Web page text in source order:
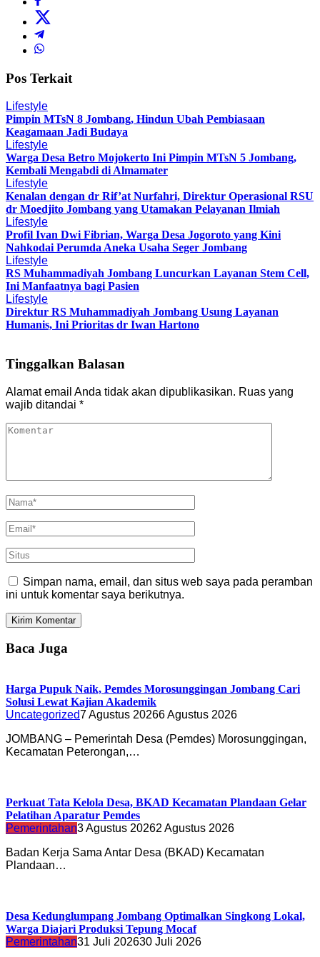
Pos Terkait
Lifestyle
Pimpin MTsN 8 Jombang, Hindun Ubah Pembiasaan
Keagamaan Jadi Budaya
Lifestyle
Warga Desa Betro Mojokerto Ini Pimpin MTsN 5 Jombang,
Kembali Mengabdi di Almamater
Lifestyle
Kenalan dengan dr Rif’at Nurfahri, Direktur Operasional RSU
dr Moedjito Jombang yang Utamakan Pelayanan Ilmiah
Lifestyle
Profil Ivan Dwi Fibrian, Warga Desa Jogoroto yang Kini
Nahkodai Perumda Aneka Usaha Seger Jombang
Lifestyle
RS Muhammadiyah Jombang Luncurkan Layanan Stem Cell,
Ini Manfaatnya bagi Pasien
Lifestyle
Direktur RS Muhammadiyah Jombang Usung Layanan
Humanis, Ini Prioritas dr Iwan Hartono
Tinggalkan Balasan
Alamat email Anda tidak akan dipublikasikan. Ruas yang
wajib ditandai *
Simpan nama, email, dan situs web saya pada peramban
ini untuk komentar saya berikutnya.
Baca Juga
Harga Pupuk Naik, Pemdes Morosunggingan Jombang Cari
Solusi Lewat Kajian Akademik
Uncategorized7 Agustus 20266 Agustus 2026
JOMBANG – Pemerintah Desa (Pemdes) Morosunggingan,
Kecamatan Peterongan,…
Perkuat Tata Kelola Desa, BKAD Kecamatan Plandaan Gelar
Pelatihan Aparatur Pemdes
Pemerintahan3 Agustus 20262 Agustus 2026
Badan Kerja Sama Antar Desa (BKAD) Kecamatan
Plandaan…
Desa Kedunglumpang Jombang Optimalkan Singkong Lokal,
Warga Diajari Produksi Tepung Mocaf
Pemerintahan31 Juli 202630 Juli 2026